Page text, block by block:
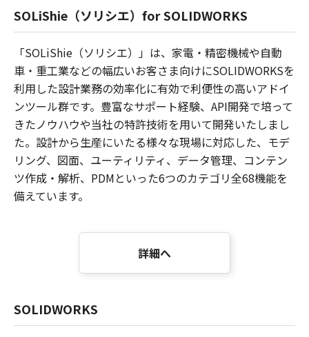
SOLiShie（ソリシエ）for SOLIDWORKS
「SOLiShie（ソリシエ）」は、家電・精密機械や自動
車・重工業などの幅広いお客さま向けにSOLIDWORKSを
利用した設計業務の効率化に有効で利便性の高いアドイ
ンツール群です。豊富なサポート経験、API開発で培って
きたノウハウや当社の特許技術を用いて開発いたしまし
た。設計から生産にいたる様々な現場に対応した、モデ
リング、図面、ユーティリティ、データ管理、コンテン
ツ作成・解析、PDMといった6つのカテゴリ全68機能を
備えています。
詳細へ
SOLIDWORKS